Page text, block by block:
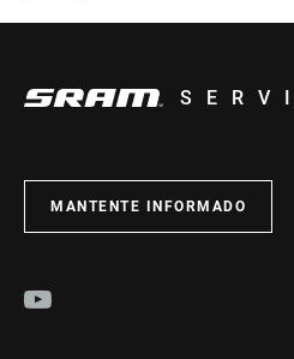
MANTENTE INFORMADO